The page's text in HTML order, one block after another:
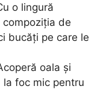
o lingură
de
bucăți pe care le
oala și
foc mic pentru